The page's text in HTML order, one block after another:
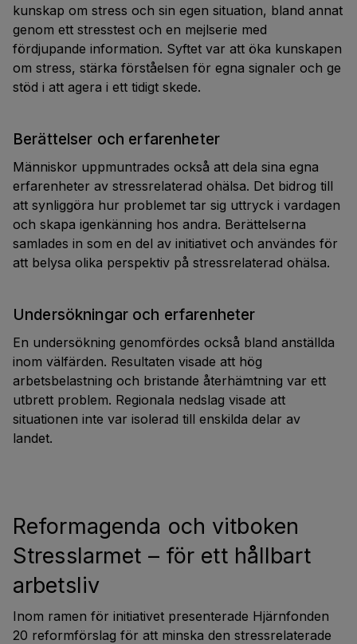
kunskap om stress och sin egen situation, bland annat
genom ett stresstest och en mejlserie med
fördjupande information. Syftet var att öka kunskapen
om stress, stärka förståelsen för egna signaler och ge
stöd i att agera i ett tidigt skede.
Berättelser och erfarenheter
Människor uppmuntrades också att dela sina egna
erfarenheter av stressrelaterad ohälsa. Det bidrog till
att synliggöra hur problemet tar sig uttryck i vardagen
och skapa igenkänning hos andra. Berättelserna
samlades in som en del av initiativet och användes för
att belysa olika perspektiv på stressrelaterad ohälsa.
Undersökningar och erfarenheter
En undersökning genomfördes också bland anställda
inom välfärden. Resultaten visade att hög
arbetsbelastning och bristande återhämtning var ett
utbrett problem. Regionala nedslag visade att
situationen inte var isolerad till enskilda delar av
landet.
Reformagenda och vitboken
Stresslarmet – för ett hållbart
arbetsliv
Inom ramen för initiativet presenterade Hjärnfonden
20 reformförslag för att minska den stressrelaterade